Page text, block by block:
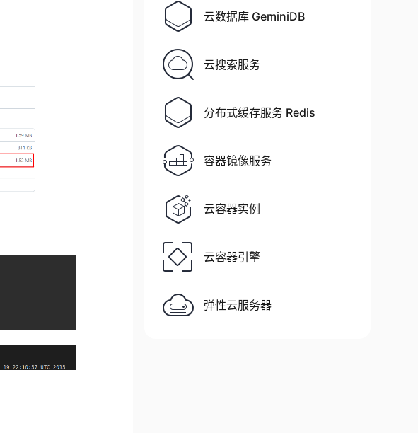
云数据库 GeminiDB
云搜索服务
分布式缓存服务 Redis
容器镜像服务
云容器实例
云容器引擎
弹性云服务器